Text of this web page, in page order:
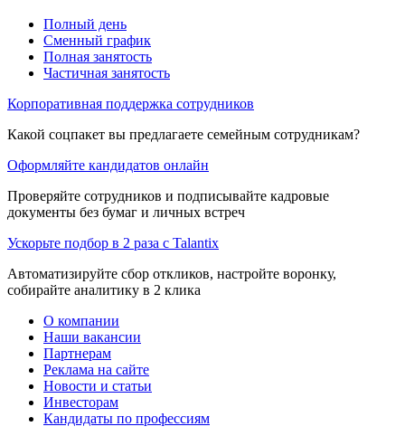
Полный день
Сменный график
Полная занятость
Частичная занятость
Корпоративная поддержка сотрудников
Какой соцпакет вы предлагаете семейным сотрудникам?
Оформляйте кандидатов онлайн
Проверяйте сотрудников и подписывайте кадровые
документы без бумаг и личных встреч
Ускорьте подбор в 2 раза с Talantix
Автоматизируйте сбор откликов, настройте воронку,
собирайте аналитику в 2 клика
О компании
Наши вакансии
Партнерам
Реклама на сайте
Новости и статьи
Инвесторам
Кандидаты по профессиям